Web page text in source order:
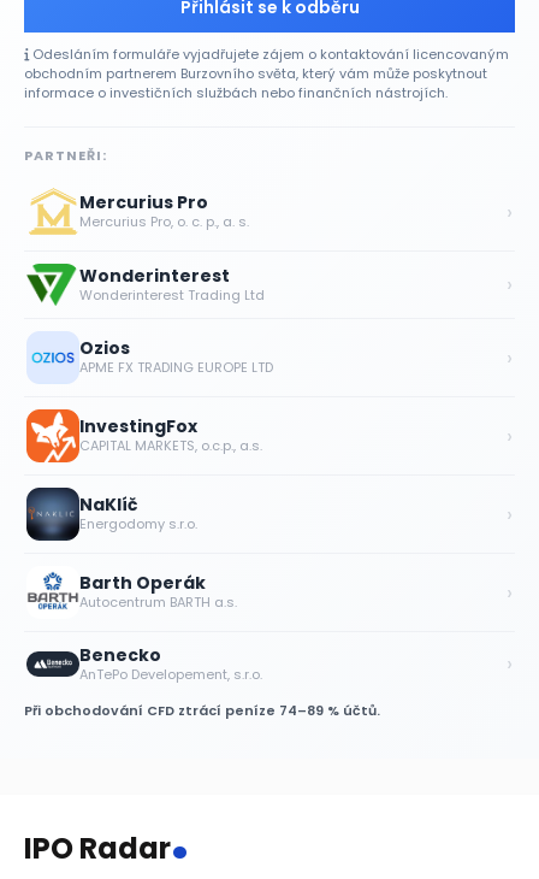
Přihlásit se k odběru
Odesláním formuláře vyjadřujete zájem o kontaktování licencovaným
obchodním partnerem Burzovního světa, který vám může poskytnout
informace o investičních službách nebo finančních nástrojích.
PARTNEŘI:
Mercurius Pro
Mercurius Pro, o. c. p., a. s. ›
Wonderinterest
Wonderinterest Trading Ltd ›
Ozios
APME FX TRADING EUROPE LTD ›
InvestingFox
CAPITAL MARKETS, o.c.p., a.s. ›
NaKlíč
Energodomy s.r.o. ›
Barth Operák
Autocentrum BARTH a.s. ›
Benecko
AnTePo Developement, s.r.o. ›
Při obchodování CFD ztrácí peníze 74–89 % účtů.
IPO Radar.